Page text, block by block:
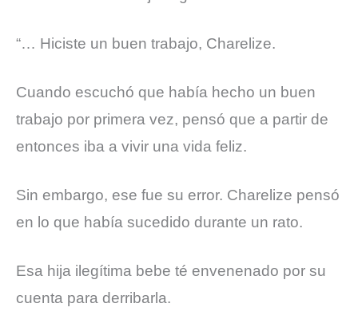
“… Hiciste un buen trabajo, Charelize.
Cuando escuchó que había hecho un buen
trabajo por primera vez, pensó que a partir de
entonces iba a vivir una vida feliz.
Sin embargo, ese fue su error. Charelize pensó
en lo que había sucedido durante un rato.
Esa hija ilegítima bebe té envenenado por su
cuenta para derribarla.